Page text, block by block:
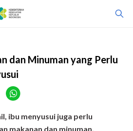
dan Minuman yang Perlu
ibu menyusui juga perlu
makanan dan minuman.